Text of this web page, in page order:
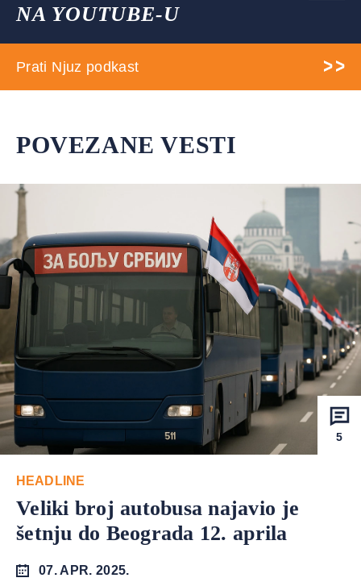
NA YOUTUBE-U
Prati Njuz podkast
POVEZANE VESTI
5
HEADLINE
Veliki broj autobusa najavio je
šetnju do Beograda 12. aprila
07. APR. 2025.